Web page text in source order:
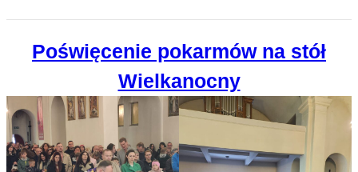
Poświęcenie pokarmów na stół
Wielkanocny